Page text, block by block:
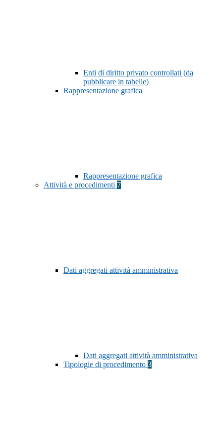
Enti di diritto privato controllati (da
pubblicare in tabelle)
Rappresentazione grafica
Rappresentazione grafica
Attività e procedimenti 7
Dati aggregati attività amministrativa
Dati aggregati attività amministrativa
Tipologie di procedimento 3